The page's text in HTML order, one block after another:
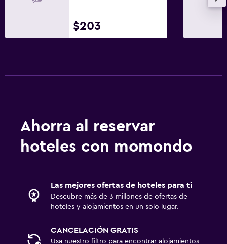
$203
Ahorra al reservar
hoteles con momondo
Las mejores ofertas de hoteles para ti
Descubre más de 3 millones de ofertas de
hoteles y alojamientos en un solo lugar.
CANCELACIÓN GRATIS
Usa nuestro filtro para encontrar alojamientos